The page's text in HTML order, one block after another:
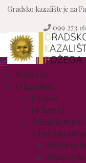
Gradsko kazalište je na
099 273
Naslovna
O kazalištu
Povijest
Djelatnici
Tehnički uvjeti
Službeni